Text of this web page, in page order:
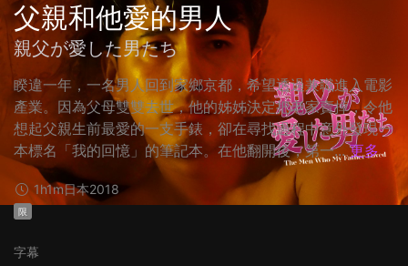
父親和他愛的男人
親父が愛した男たち
睽違一年，一名男人回到家鄉京都，希望透過兼職進入電影
產業。因為父母雙雙去世，他的姊姊決定把老家賣掉，令他
想起父親生前最愛的一支手錶，卻在尋找過程中意外發現一
本標名「我的回憶」的筆記本。在他翻開後，第一... 更多
1h1m日本2018
限
字幕